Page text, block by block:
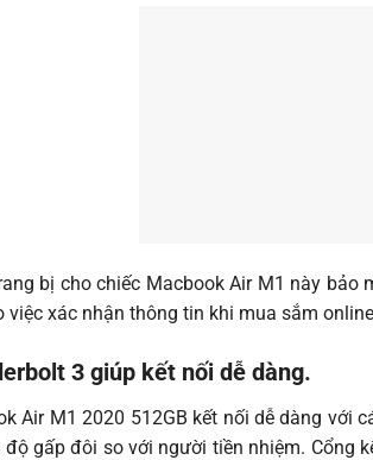
bị cho chiếc Macbook Air M1 này bảo
việc xác nhận thông tin khi mua sắm
3 giúp kết nối dễ dàng.
Air M1 2020 512GB kết nối dễ dàng với
gấp đôi so với người tiền nhiệm. Cổng